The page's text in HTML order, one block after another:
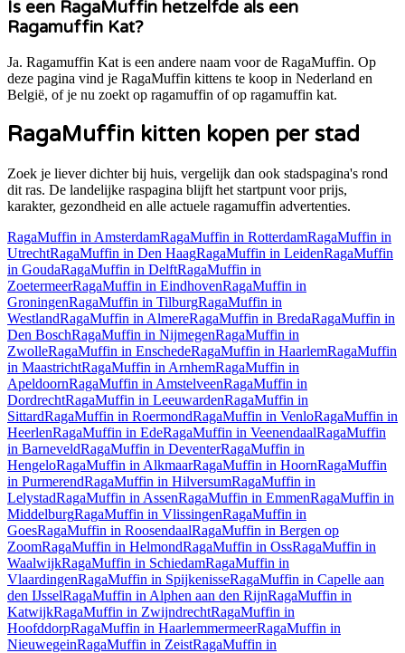
Is een RagaMuffin hetzelfde als een
Ragamuffin Kat?
Ja. Ragamuffin Kat is een andere naam voor de RagaMuffin. Op
deze pagina vind je RagaMuffin kittens te koop in Nederland en
België, of je nu zoekt op ragamuffin of op ragamuffin kat.
RagaMuffin kitten kopen per stad
Zoek je liever dichter bij huis, vergelijk dan ook stadspagina's rond
dit ras. De landelijke raspagina blijft het startpunt voor prijs,
karakter, gezondheid en alle actuele ragamuffin advertenties.
RagaMuffin in AmsterdamRagaMuffin in RotterdamRagaMuffin in
UtrechtRagaMuffin in Den HaagRagaMuffin in LeidenRagaMuffin
in GoudaRagaMuffin in DelftRagaMuffin in
ZoetermeerRagaMuffin in EindhovenRagaMuffin in
GroningenRagaMuffin in TilburgRagaMuffin in
WestlandRagaMuffin in AlmereRagaMuffin in BredaRagaMuffin in
Den BoschRagaMuffin in NijmegenRagaMuffin in
ZwolleRagaMuffin in EnschedeRagaMuffin in HaarlemRagaMuffin
in MaastrichtRagaMuffin in ArnhemRagaMuffin in
ApeldoornRagaMuffin in AmstelveenRagaMuffin in
DordrechtRagaMuffin in LeeuwardenRagaMuffin in
SittardRagaMuffin in RoermondRagaMuffin in VenloRagaMuffin in
HeerlenRagaMuffin in EdeRagaMuffin in VeenendaalRagaMuffin
in BarneveldRagaMuffin in DeventerRagaMuffin in
HengeloRagaMuffin in AlkmaarRagaMuffin in HoornRagaMuffin
in PurmerendRagaMuffin in HilversumRagaMuffin in
LelystadRagaMuffin in AssenRagaMuffin in EmmenRagaMuffin in
MiddelburgRagaMuffin in VlissingenRagaMuffin in
GoesRagaMuffin in RoosendaalRagaMuffin in Bergen op
ZoomRagaMuffin in HelmondRagaMuffin in OssRagaMuffin in
WaalwijkRagaMuffin in SchiedamRagaMuffin in
VlaardingenRagaMuffin in SpijkenisseRagaMuffin in Capelle aan
den IJsselRagaMuffin in Alphen aan den RijnRagaMuffin in
KatwijkRagaMuffin in ZwijndrechtRagaMuffin in
HoofddorpRagaMuffin in HaarlemmermeerRagaMuffin in
NieuwegeinRagaMuffin in ZeistRagaMuffin in